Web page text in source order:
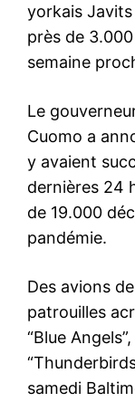
yorkais
près de
semaine
Le
Cuomo a
y avaient
dernières 24
de 19.000
pandémie.
Des avions
patrouilles
“Blue
samedi